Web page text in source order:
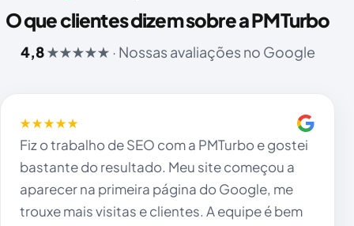
O que clientes dizem sobre a PMTurbo
4,8★★★★★ · Nossas avaliações no Google
★★★★★
Fiz o trabalho de SEO com a PMTurbo e gostei
bastante do resultado. Meu site começou a
aparecer na primeira página do Google, me
trouxe mais visitas e clientes. A equipe é bem